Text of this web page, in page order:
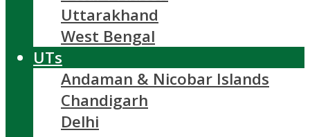
Uttarakhand
West Bengal
UTs
Andaman & Nicobar Islands
Chandigarh
Delhi